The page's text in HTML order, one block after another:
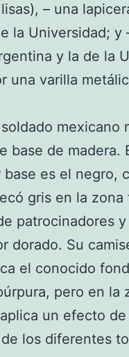
– una
la Universidad; y
y la de la
una varilla
mexicano
base de madera.
base es el negro,
gris en la zona
patrocinadores
dorado. Su
el conocido
pero en la
un efecto
los diferentes